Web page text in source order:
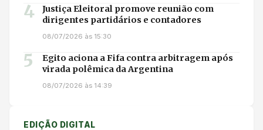
4
Justiça Eleitoral promove reunião com
dirigentes partidários e contadores
08/07/2026 às 15:30
5
Egito aciona a Fifa contra arbitragem após
virada polêmica da Argentina
08/07/2026 às 14:39
EDIÇÃO DIGITAL